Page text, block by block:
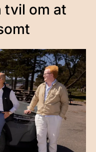
tvil om at